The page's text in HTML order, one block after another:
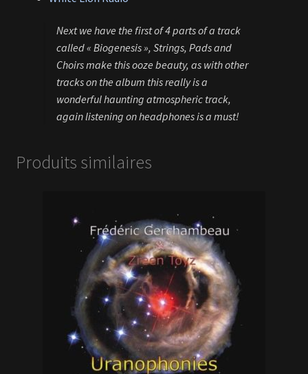
Next we have the first of 4 parts of a track
called « Biogenesis », Strings, Pads and
Choirs make this ooze beauty, as with other
tracks on the album this really is a
wonderful haunting atmospheric track,
again listening on headphones is a must!
Produits similaires